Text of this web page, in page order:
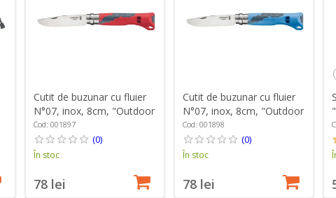
Cutit de buzunar cu fluier
N°07, inox, 8cm, "Outdoor
Junior", Red - Opinel
Cod: 001897
(0)
În stoc
78 lei
Cutit de buzunar cu fluier
N°07, inox, 8cm, "Outdoor
Junior", Blue - Opinel
Cod: 001898
(0)
În stoc
78 lei